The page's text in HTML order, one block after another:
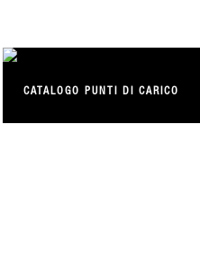
CATALOGO PUNTI DI CARICO